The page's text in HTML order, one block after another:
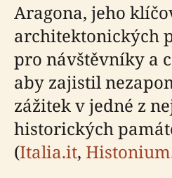
Aragona, jeho
architektonických
pro návštěvníky a
aby zajistil
zážitek v jedné z
historických
(Italia.it,